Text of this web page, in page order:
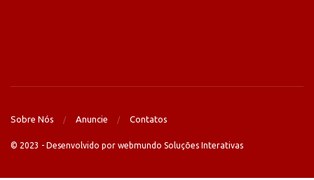
Sobre Nós Anuncie Contatos
© 2023 - Desenvolvido por webmundo Soluções Interativas